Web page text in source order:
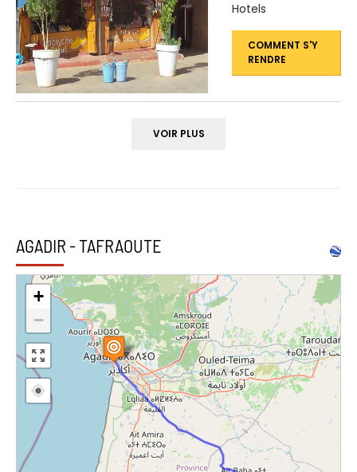
Hotels
COMMENT S'Y
RENDRE
VOIR PLUS
AGADIR - TAFRAOUTE
+
−